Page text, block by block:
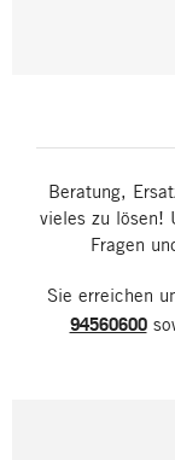
Beratung,
vieles zu lösen!
Fragen
Sie erreichen
94560600